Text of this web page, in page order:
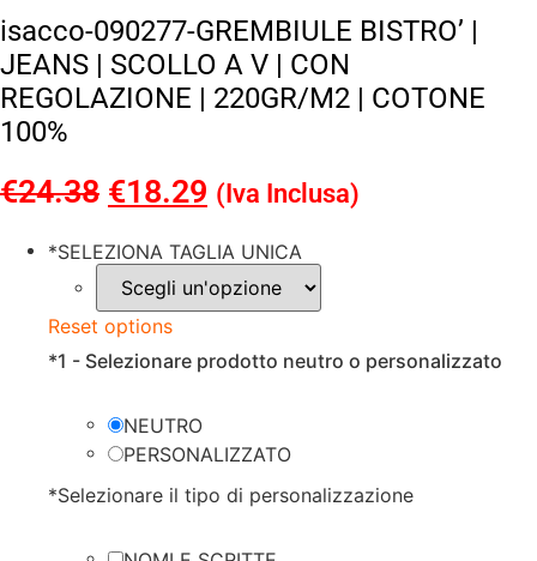
isacco-090277-GREMBIULE BISTRO’ |
JEANS | SCOLLO A V | CON
REGOLAZIONE | 220GR/M2 | COTONE
100%
€24.38 Il
originale
era:
€24.38.
€18.29 Il
attuale
è:
€18.29.
(Iva Inclusa)
*SELEZIONA TAGLIA UNICA
Reset options
*1 - Selezionare prodotto neutro o personalizzato
NEUTRO
PERSONALIZZATO
*Selezionare il tipo di personalizzazione